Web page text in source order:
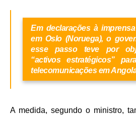
Em declarações à
em Oslo (Noruega), o
esse passo teve por
“activos estratégicos”
telecomunicações em
A medida, segundo o ministro,